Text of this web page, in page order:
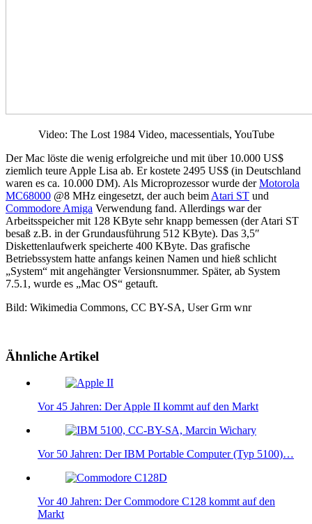
Video: The Lost 1984 Video, macessentials, YouTube
Der Mac löste die wenig erfolgreiche und mit über 10.000 US$
ziemlich teure Apple Lisa ab. Er kostete 2495 US$ (in Deutschland
waren es ca. 10.000 DM). Als Microprozessor wurde derMotorola
MC68000 @8 MHz eingesetzt, der auch beim Atari ST und
Commodore Amiga Verwendung fand. Allerdings war der
Arbeitsspeicher mit 128 KByte sehr knapp bemessen (der Atari ST
besaß z.B. in der Grundausführung 512 KByte). Das 3,5″
Diskettenlaufwerk speicherte 400 KByte. Das grafische
Betriebssystem hatte anfangs keinen Namen und hieß schlicht
„System“ mit angehängter Versionsnummer. Später, ab System
7.5.1, wurde es „Mac OS“ getauft.
Bild: Wikimedia Commons, CC BY-SA, User Grm wnr
Ähnliche Artikel
Vor 45 Jahren: Der Apple II kommt auf den Markt
Vor 50 Jahren: Der IBM Portable Computer (Typ 5100)…
Vor 40 Jahren: Der Commodore C128 kommt auf den
Markt